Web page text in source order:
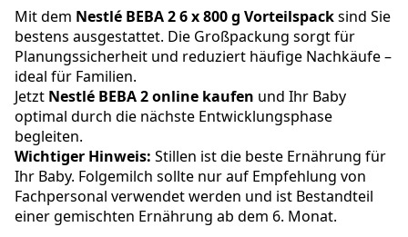
Mit dem Nestlé BEBA 2 6 x 800 g Vorteilspacksind Sie
bestens ausgestattet. Die Großpackung sorgt für
Planungssicherheit und reduziert häufige Nachkäufe –
ideal für Familien.
Jetzt Nestlé BEBA 2 online kaufen und Ihr Baby
optimal durch die nächste Entwicklungsphase
begleiten.
Wichtiger Hinweis: Stillen ist die beste Ernährung für
Ihr Baby. Folgemilch sollte nur auf Empfehlung von
Fachpersonal verwendet werden und ist Bestandteil
einer gemischten Ernährung ab dem 6. Monat.